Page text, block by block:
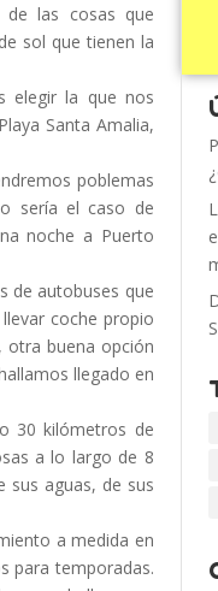
de las cosas que
sol que tienen la
elegir la que nos
Santa Amalia,
poblemas
sería el caso de
noche a Puerto
de autobuses que
coche propio
buena opción
llegado en
30 kilómetros de
a lo largo de 8
sus aguas, de sus
a medida en
para temporadas.